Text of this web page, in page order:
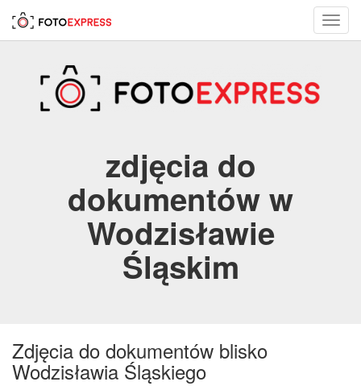
zdjęcia do
dokumentów w
Wodzisławie
Śląskim
Zdjęcia do dokumentów blisko
Wodzisławia Śląskiego